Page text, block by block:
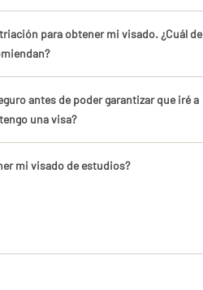
para obtener mi visado. ¿Cuál de
antes de poder garantizar que iré a
una visa?
mi visado de estudios?